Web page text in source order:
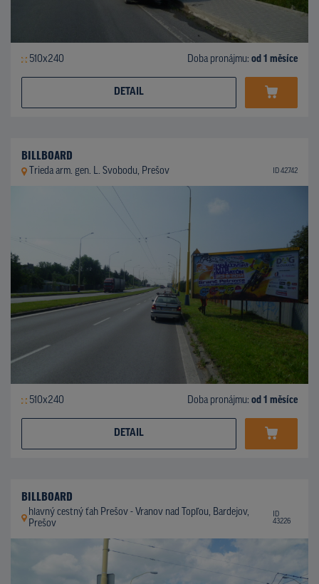
510x240 Doba pronájmu: od 1 měsíce
DETAIL
BILLBOARD
Trieda arm. gen. L. Svobodu, Prešov ID 42742
510x240 Doba pronájmu: od 1 měsíce
DETAIL
BILLBOARD
hlavný cestný ťah Prešov - Vranov nad Topľou, Bardejov,
Prešov
ID
43226